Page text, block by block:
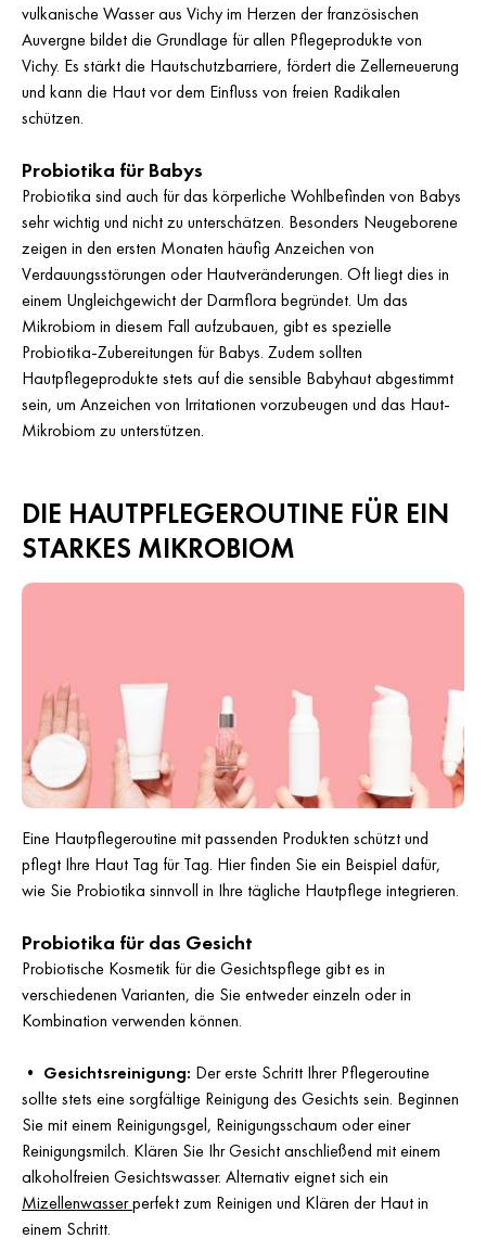
vulkanische Wasser aus Vichy im Herzen der französischen
Auvergne bildet die Grundlage für allen Pflegeprodukte von
Vichy. Es stärkt die Hautschutzbarriere, fördert die Zellerneuerung
und kann die Haut vor dem Einfluss von freien Radikalen
schützen.
Probiotika für Babys
Probiotika sind auch für das körperliche Wohlbefinden von Babys
sehr wichtig und nicht zu unterschätzen. Besonders Neugeborene
zeigen in den ersten Monaten häufig Anzeichen von
Verdauungsstörungen oder Hautveränderungen. Oft liegt dies in
einem Ungleichgewicht der Darmflora begründet. Um das
Mikrobiom in diesem Fall aufzubauen, gibt es spezielle
Probiotika-Zubereitungen für Babys. Zudem sollten
Hautpflegeprodukte stets auf die sensible Babyhaut abgestimmt
sein, um Anzeichen von Irritationen vorzubeugen und das Haut-
Mikrobiom zu unterstützen.
DIE HAUTPFLEGEROUTINE FÜR EIN
STARKES MIKROBIOM
Eine Hautpflegeroutine mit passenden Produkten schützt und
pflegt Ihre Haut Tag für Tag. Hier finden Sie ein Beispiel dafür,
wie Sie Probiotika sinnvoll in Ihre tägliche Hautpflege integrieren.
Probiotika für das Gesicht
Probiotische Kosmetik für die Gesichtspflege gibt es in
verschiedenen Varianten, die Sie entweder einzeln oder in
Kombination verwenden können.
• Gesichtsreinigung: Der erste Schritt Ihrer Pflegeroutine
sollte stets eine sorgfältige Reinigung des Gesichts sein. Beginnen
Sie mit einem Reinigungsgel, Reinigungsschaum oder einer
Reinigungsmilch. Klären Sie Ihr Gesicht anschließend mit einem
alkoholfreien Gesichtswasser. Alternativ eignet sich ein
Mizellenwasserperfekt zum Reinigen und Klären der Haut in
einem Schritt.